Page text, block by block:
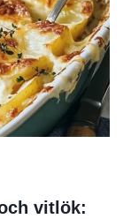
vitlök: